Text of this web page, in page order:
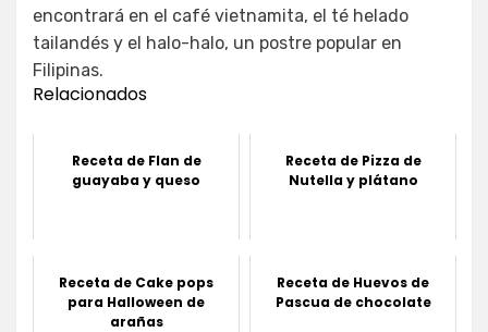
encontrará en el café vietnamita, el té helado
tailandés y el halo-halo, un postre popular en
Filipinas.
Relacionados
Receta de Flan de
guayaba y queso
Receta de Pizza de
Nutella y plátano
Receta de Cake pops
para Halloween de
arañas
Receta de Huevos de
Pascua de chocolate